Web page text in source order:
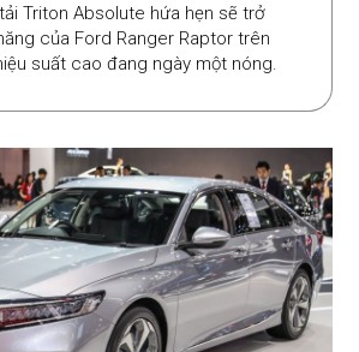
Triton Absolute hứa hẹn sẽ trở
của Ford Ranger Raptor trên
suất cao đang ngày một nóng.